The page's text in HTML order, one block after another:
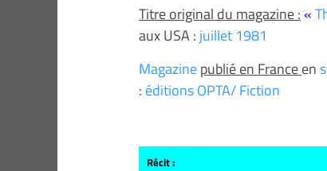
Titre original du magazine :«
aux USA : juillet 1981
Magazinepublié en Franceen
: éditions OPTA/ Fiction
Récit :